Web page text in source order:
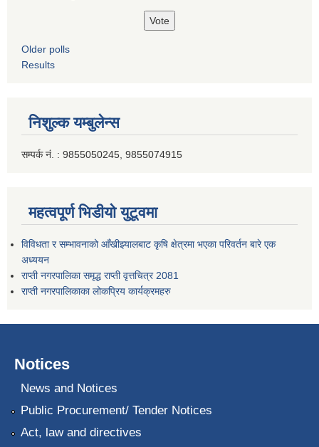
Older polls
Results
निशुल्क यम्बुलेन्स
सम्पर्क नं. : 9855050245, 9855074915
महत्वपूर्ण भिडीयो युटूवमा
विविधता र सम्भावनाको आँखीझ्यालबाट कृषि क्षेत्रमा भएका परिवर्तन बारे एक
अध्ययन
राप्ती नगरपालिका समृद्ध राप्ती वृत्तचित्र 2081
राप्ती नगरपालिकाका लोकप्रिय कार्यक्रमहरु
Notices
News and Notices
Public Procurement/ Tender Notices
Act, law and directives